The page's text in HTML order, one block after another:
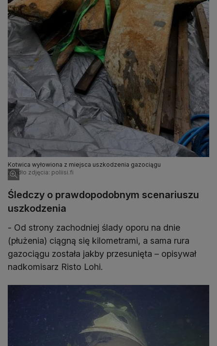
Kotwica wyłowiona z miejsca uszkodzenia gazociągu
Źródło zdjęcia: poliisi.fi
Śledczy o prawdopodobnym scenariuszu
uszkodzenia
- Od strony zachodniej ślady oporu na dnie
(płużenia) ciągną się kilometrami, a sama rura
gazociągu została jakby przesunięta – opisywał
nadkomisarz Risto Lohi.